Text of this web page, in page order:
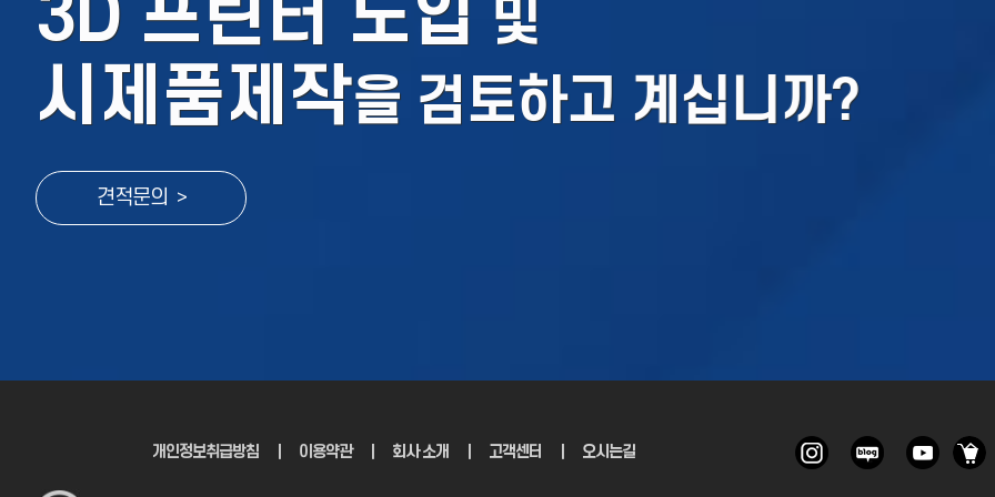
3D 프린터 도입 및
시제품제작을 검토하고 계십니까?
견적문의 >
개인정보취급방침 이용약관 회사 소개 고객센터 오시는길